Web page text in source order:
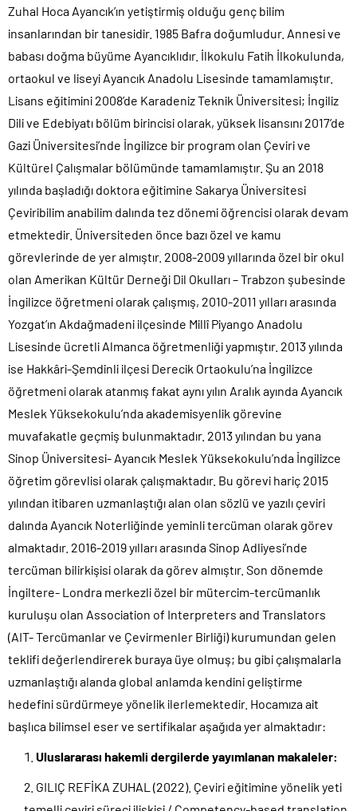
Zuhal Hoca Ayancık’ın yetiştirmiş olduğu genç bilim
insanlarından bir tanesidir. 1985 Bafra doğumludur. Annesi ve
babası doğma büyüme Ayancıklıdır. İlkokulu Fatih İlkokulunda,
ortaokul ve liseyi Ayancık Anadolu Lisesinde tamamlamıştır.
Lisans eğitimini 2008’de Karadeniz Teknik Üniversitesi; İngiliz
Dili ve Edebiyatı bölüm birincisi olarak, yüksek lisansını 2017’de
Gazi Üniversitesi’nde İngilizce bir program olan Çeviri ve
Kültürel Çalışmalar bölümünde tamamlamıştır. Şu an 2018
yılında başladığı doktora eğitimine Sakarya Üniversitesi
Çeviribilim anabilim dalında tez dönemi öğrencisi olarak devam
etmektedir. Üniversiteden önce bazı özel ve kamu
görevlerinde de yer almıştır. 2008-2009 yıllarında özel bir okul
olan Amerikan Kültür Derneği Dil Okulları – Trabzon şubesinde
İngilizce öğretmeni olarak çalışmış, 2010-2011 yılları arasında
Yozgat’ın Akdağmadeni ilçesinde Millî Piyango Anadolu
Lisesinde ücretli Almanca öğretmenliği yapmıştır. 2013 yılında
ise Hakkâri-Şemdinli ilçesi Derecik Ortaokulu’na İngilizce
öğretmeni olarak atanmış fakat aynı yılın Aralık ayında Ayancık
Meslek Yüksekokulu’nda akademisyenlik görevine
muvafakatle geçmiş bulunmaktadır. 2013 yılından bu yana
Sinop Üniversitesi- Ayancık Meslek Yüksekokulu’nda İngilizce
öğretim görevlisi olarak çalışmaktadır. Bu görevi hariç 2015
yılından itibaren uzmanlaştığı alan olan sözlü ve yazılı çeviri
dalında Ayancık Noterliğinde yeminli tercüman olarak görev
almaktadır. 2016-2019 yılları arasında Sinop Adliyesi’nde
tercüman bilirkişisi olarak da görev almıştır. Son dönemde
İngiltere- Londra merkezli özel bir mütercim-tercümanlık
kuruluşu olan Association of Interpreters and Translators
(AIT- Tercümanlar ve Çevirmenler Birliği) kurumundan gelen
teklifi değerlendirerek buraya üye olmuş; bu gibi çalışmalarla
uzmanlaştığı alanda global anlamda kendini geliştirme
hedefini sürdürmeye yönelik ilerlemektedir. Hocamıza ait
başlıca bilimsel eser ve sertifikalar aşağıda yer almaktadır:
Uluslararası hakemli dergilerde yayımlanan makaleler:
GILIÇ REFİKA ZUHAL (2022). Çeviri eğitimine yönelik yeti